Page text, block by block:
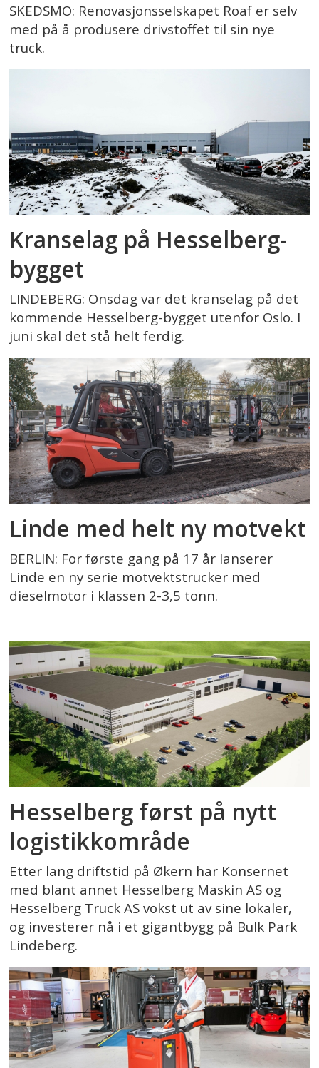
SKEDSMO: Renovasjonsselskapet Roaf er selv
med på å produsere drivstoffet til sin nye
truck.
Kranselag på Hesselberg-
bygget
LINDEBERG: Onsdag var det kranselag på det
kommende Hesselberg-bygget utenfor Oslo. I
juni skal det stå helt ferdig.
Linde med helt ny motvekt
BERLIN: For første gang på 17 år lanserer
Linde en ny serie motvektstrucker med
dieselmotor i klassen 2-3,5 tonn.
Hesselberg først på nytt
logistikkområde
Etter lang driftstid på Økern har Konsernet
med blant annet Hesselberg Maskin AS og
Hesselberg Truck AS vokst ut av sine lokaler,
og investerer nå i et gigantbygg på Bulk Park
Lindeberg.